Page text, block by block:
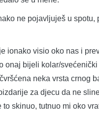
ne pojavljuješ u spotu,
ionako visio oko nas i
onaj bijeli kolar/svećenički
neka vrsta crnog
za djecu da ne
to skinuo, tutnuo mi oko